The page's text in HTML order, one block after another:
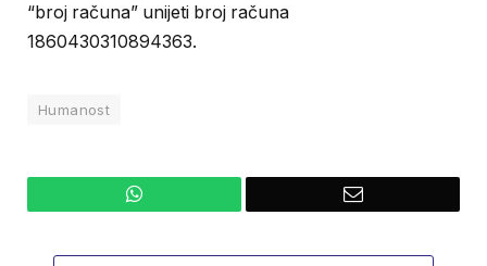
“broj računa” unijeti broj računa
1860430310894363.
Humanost
WhatsApp Email